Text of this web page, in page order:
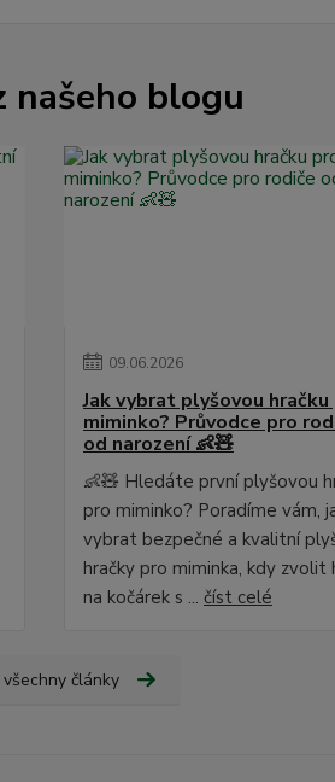
našeho blogu
09.06.2026
Jak vybrat plyšovou hračku
miminko? Průvodce pro
od narození 👶🧸
👶🧸 Hledáte první plyšovou
pro miminko? Poradíme vám,
vybrat bezpečné a kvalitní
hračky pro miminka, kdy zvolit
na kočárek s ... číst celé
články